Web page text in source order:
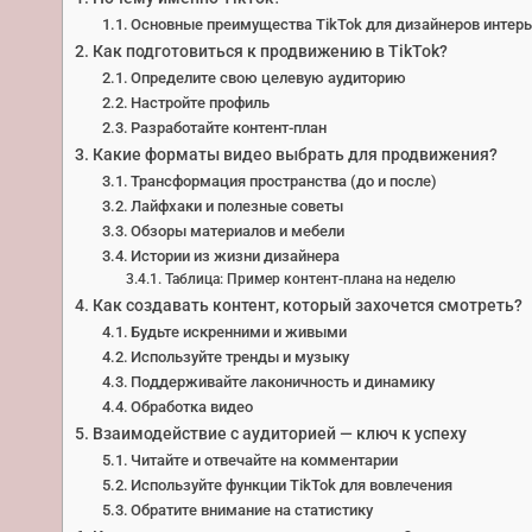
Основные преимущества TikTok для дизайнеров
Как подготовиться к продвижению в TikTok?
Определите свою целевую аудиторию
Настройте профиль
Разработайте контент-план
Какие форматы видео выбрать для продвижения?
Трансформация пространства (до и после)
Лайфхаки и полезные советы
Обзоры материалов и мебели
Истории из жизни дизайнера
Таблица: Пример контент-плана на неделю
Как создавать контент, который захочется смотреть?
Будьте искренними и живыми
Используйте тренды и музыку
Поддерживайте лаконичность и динамику
Обработка видео
Взаимодействие с аудиторией — ключ к успеху
Читайте и отвечайте на комментарии
Используйте функции TikTok для вовлечения
Обратите внимание на статистику